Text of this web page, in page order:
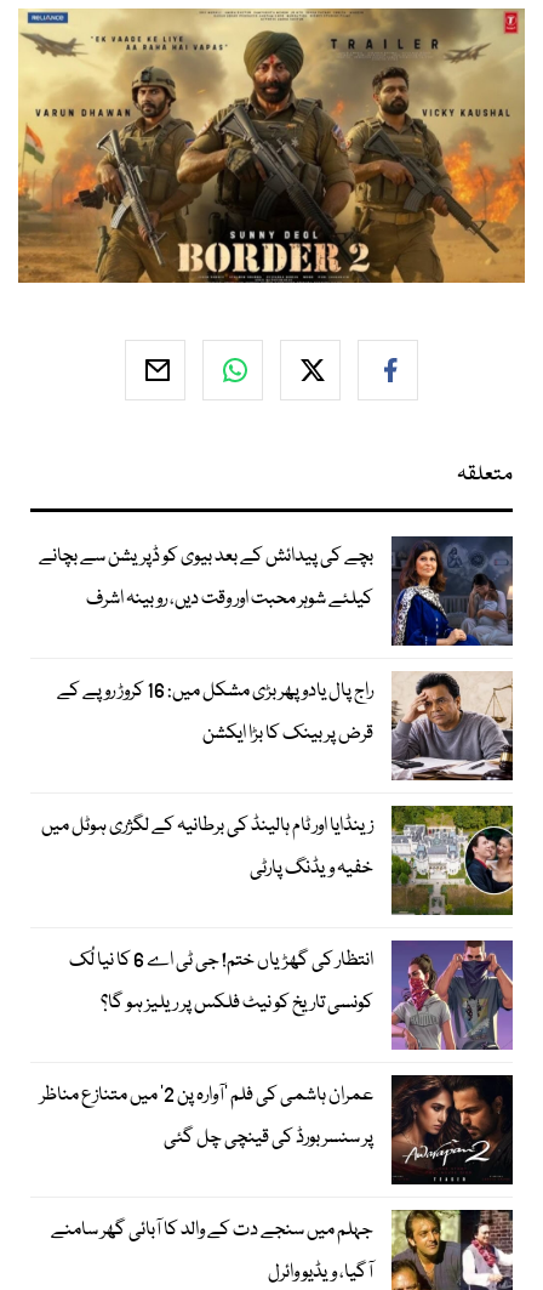
متعلقہ
بچے کی پیدائش کے بعد بیوی کو ڈپریشن سے بچانے
کیلئے شوہر محبت اور وقت دیں، روبینہ اشرف
راج پال یادو پھر بڑی مشکل میں: 16 کروڑ روپے کے
قرض پر بینک کا بڑا ایکشن
زینڈایا اور ٹام ہالینڈ کی برطانیہ کے لگژری ہوٹل میں
خفیہ ویڈنگ پارٹی
انتظار کی گھڑیاں ختم! جی ٹی اے 6 کا نیا لُک
کونسی تاریخ کو نیٹ فلکس پر ریلیز ہو گا؟
عمران ہاشمی کی فلم ’آوارہ پن 2‘ میں متنازع مناظر
پر سنسر بورڈ کی قینچی چل گئی
جہلم میں سنجے دت کے والد کا آبائی گھر سامنے
آگیا، ویڈیو وائرل